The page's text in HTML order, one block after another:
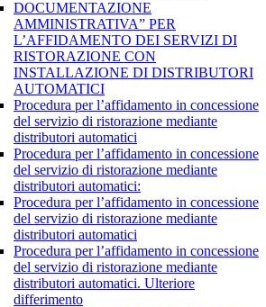
DOCUMENTAZIONE
AMMINISTRATIVA” PER
L’AFFIDAMENTO DEI SERVIZI DI
RISTORAZIONE CON
INSTALLAZIONE DI DISTRIBUTORI
AUTOMATICI
Procedura per l’affidamento in concessione
del servizio di ristorazione mediante
distributori automatici
Procedura per l’affidamento in concessione
del servizio di ristorazione mediante
distributori automatici:
Procedura per l’affidamento in concessione
del servizio di ristorazione mediante
distributori automatici
Procedura per l’affidamento in concessione
del servizio di ristorazione mediante
distributori automatici. Ulteriore
differimento